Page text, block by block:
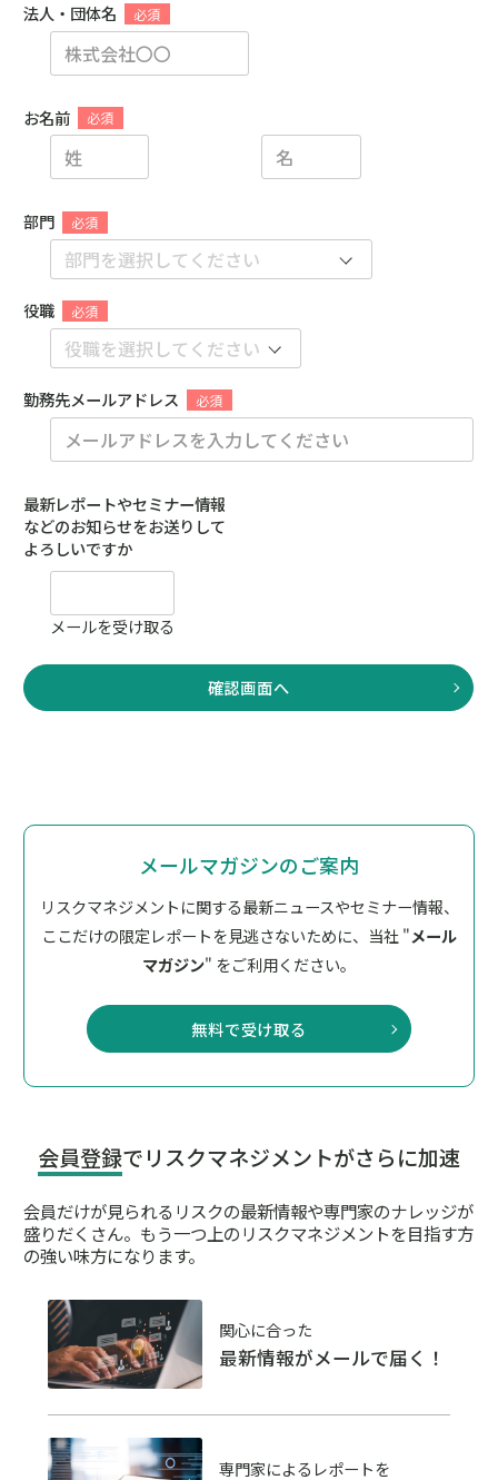
メールマガジンのご案内
リスクマネジメントに関する最新ニュースやセミナー情報、
ここだけの限定レポートを見逃さないために、 当社 "メール
マガジン" をご利用ください。
無料で受け取る
会員登録でリスクマネジメントがさらに加速
会員だけが見られるリスクの最新情報や専門家のナレッジが
盛りだくさん。 もう一つ上のリスクマネジメントを目指す方
の強い味方になります。
関心に合った
最新情報がメールで届く！
専門家によるレポートを